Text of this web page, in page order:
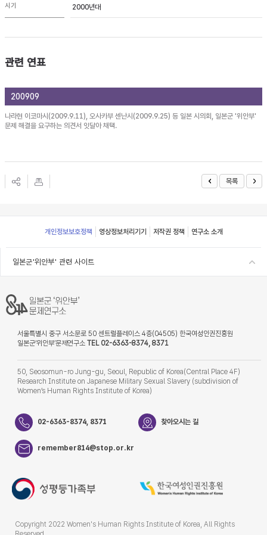
시기 2000년대
관련 연표
200909
나라현 이코마시(2009.9.11), 오사카부 센난시(2009.9.25) 등 일본 시의회, 일본군 '위안부'
문제 해결을 요구하는 의견서 잇달아 채택.
목록
Footer
개인정보보호정책 영상정보처리기기 저작권 정책 연구소 소개
일본군'위안부' 관련 사이트
서울특별시 중구 서소문로 50 센트럴플레이스 4층(04505) 한국여성인권진흥원
일본군‘위안부’문제연구소 TEL 02-6363-8374, 8371
50, Seosomun-ro Jung-gu, Seoul, Republic of Korea(Central Place 4F)
Research Institute on Japanese Military Sexual Slavery (subdivision of
Women’s Human Rights Institute of Korea)
02-6363-8374, 8371 찾아오시는 길
remember814@stop.or.kr
Copyright 2022 Women's Human Rights Institute of Korea, All Rights